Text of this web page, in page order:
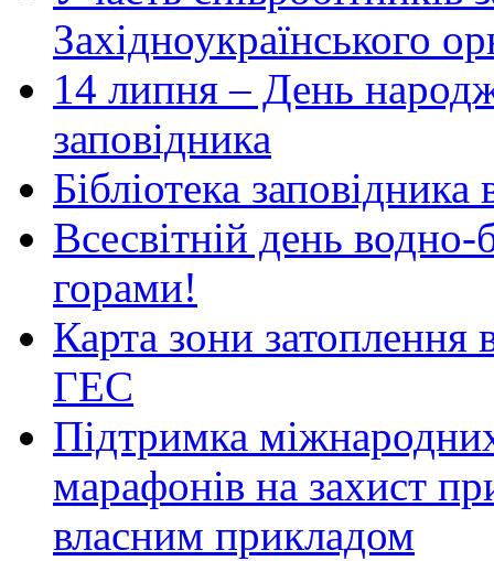
Західноукраїнського
14 липня – День
заповідника
Бібліотека
Всесвітній день
горами!
Карта зони затоплення
ГЕС
Підтримка
марафонів на захист
власним прикладом